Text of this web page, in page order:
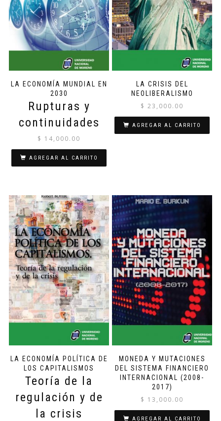
LA ECONOMÍA MUNDIAL EN
2030
Rupturas y
continuidades
$ 14,000.00
AGREGAR AL CARRITO
LA CRISIS DEL
NEOLIBERALISMO
$ 23,000.00
AGREGAR AL CARRITO
LA ECONOMÍA POLÍTICA DE
LOS CAPITALISMOS
Teoría de la
regulación y de
la crisis
MONEDA Y MUTACIONES
DEL SISTEMA FINANCIERO
INTERNACIONAL (2008-
2017)
$ 13,000.00
AGREGAR AL CARRITO